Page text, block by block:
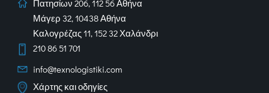
Πατησίων 206, 112 56 Αθήνα
Μάγερ 32, 10438 Αθήνα
Καλογρέζας 11, 152 32 Χαλάνδρι
210 86 51 701
info@texnologistiki.com
Χάρτης και οδηγίες